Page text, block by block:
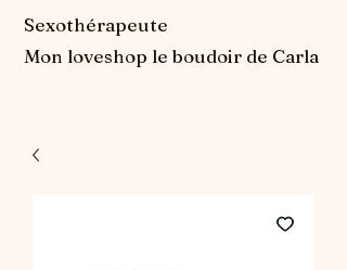
Sexothérapeute
Mon loveshop le boudoir de Carla